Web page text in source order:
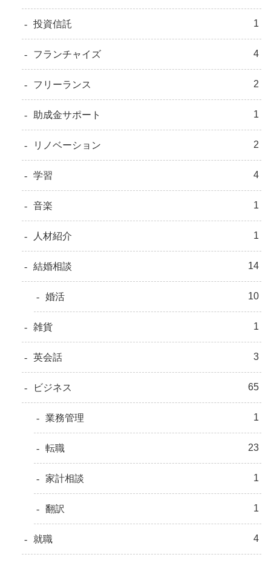
投資信託 1
フランチャイズ 4
フリーランス 2
助成金サポート 1
リノベーション 2
学習 4
音楽 1
人材紹介 1
結婚相談 14
婚活 10
雑貨 1
英会話 3
ビジネス 65
業務管理 1
転職 23
家計相談 1
翻訳 1
就職 4